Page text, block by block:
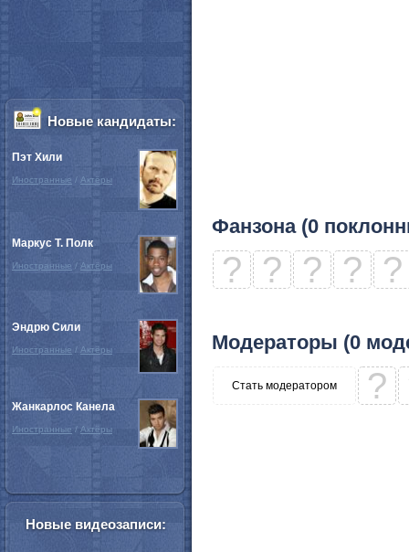
Фанзона (0
? ? ? ? ?
Модераторы (0
Стать модератором ?
Новые кандидаты:
Пэт Хили
Иностранные / Актёры
Маркус Т. Полк
Иностранные / Актёры
Эндрю Сили
Иностранные / Актёры
Жанкарлос Канела
Иностранные / Актёры
Новые видеозаписи: